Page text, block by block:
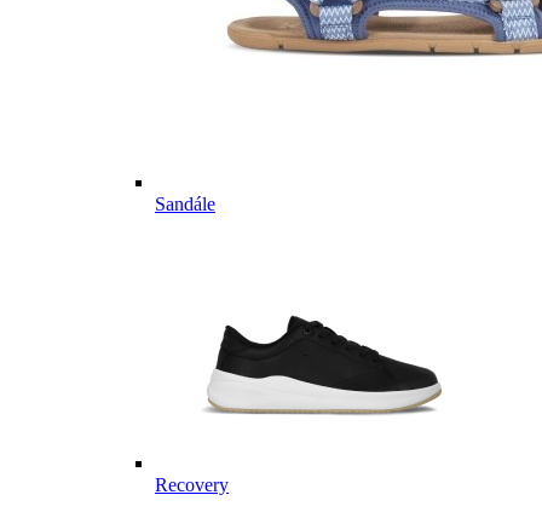
Sandále
Recovery